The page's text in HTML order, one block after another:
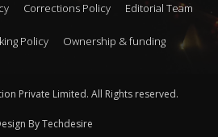
Corrections Policy Editorial Team
Policy Ownership & funding
Private Limited. All Rights reserved.
By Techdesire